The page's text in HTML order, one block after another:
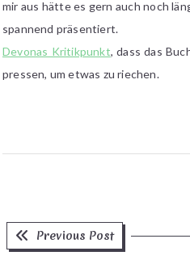
mir aus hätte es gern auch noch
spannend präsentiert.
Devonas Kritikpunkt, dass das
pressen, um etwas zu riechen.
Beitragsnavigation
Previous Post